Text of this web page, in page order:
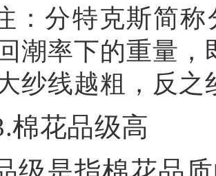
：分特克斯简
潮率下的重量
纱线越粗，反之
棉花品级高